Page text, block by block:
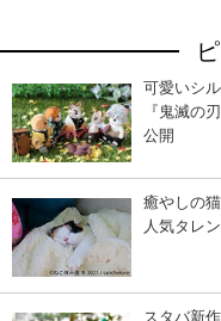
可愛いシ
『鬼滅の
公開
癒やしの
人気タレ
スタバ新